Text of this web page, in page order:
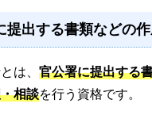
提出する書類などの
は、 官公署に提出する
相談を行う資格です。